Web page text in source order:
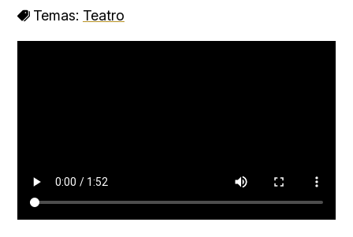
Temas: Teatro